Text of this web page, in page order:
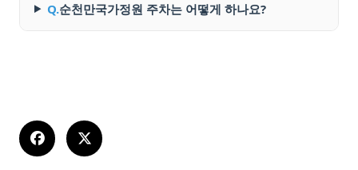
Q.순천만국가정원 주차는 어떻게 하나요?